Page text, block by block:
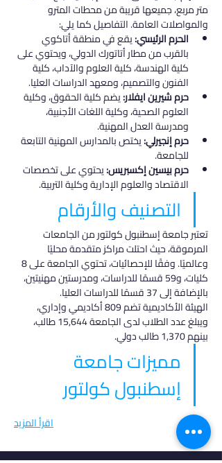
متر مربع، جميعها قريبة من محطات المترو
والمواصلات العامة. التفاصيل كما يلي:
الحرم الرئيسي: يقع في منطقة أتاكوي
بالقرب من مطار أتاتورك الدولي، ويحتوي على
كلية الهندسة، كلية العلوم والآداب، كلية
الفنون والتصميم، ومعهد الدراسات العليا.
حرم شيرين ايفلار: يضم كلية الحقوق، وكلية
العلوم الصحية، وكلية اللغات الأجنبية،
ومدرسة العدل المهنية.
حرم إنجيرلي: يختص بالمدارس المهنية التابعة
للجامعة.
حرم بيسين إكسبريس: يحتوي على تخصصات
الاقتصاد والعلوم الإدارية وكلية التربية.
التصنيف والأرقام
تعتبر جامعة إسطنبول كولتور من الجامعات
المرموقة، حيث احتلت مراكز متقدمة محليًا
كليات، و59 قسمًا للدراسات، ومدرستين مهنيتين،
بالإضافة إلى 37 قسمًا للدراسات العليا.
الهيئة الأكاديمية تضم 809 أكاديمي وإداري،
ويبلغ عدد الطلاب لدى الجامعة 15,644 طالب،
بينهم 1,370 طالب دولي.
مميزات جامعة
إسطنبول كولتور
اقرأ المزيد